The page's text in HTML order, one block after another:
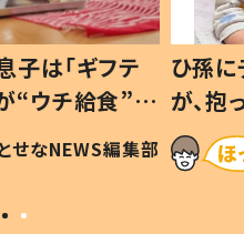
子は「ギフテ
“ウチ給食”を
は #令和の親
せなNEWS編集部
ひ孫
が、
「涙が
い」